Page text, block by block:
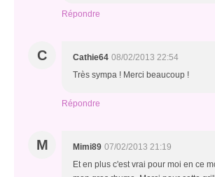
Répondre
C Cathie64 08/02/2013 22:54
Très sympa ! Merci beaucoup !
Répondre
M Mimi89 07/02/2013 21:19
Et en plus c'est vrai pour moi en ce